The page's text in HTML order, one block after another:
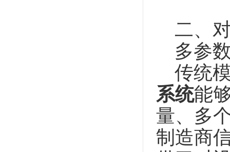
二、
多参
传统
系统能
量、多
制造商